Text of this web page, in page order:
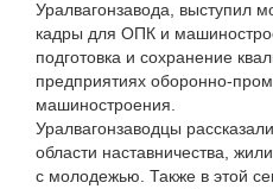
Уралвагонзавода, выступил
кадры для ОПК и
подготовка и сохранение
предприятиях оборонно-
машиностроения.
Уралвагонзаводцы
области наставничества,
с молодежью. Также в этой